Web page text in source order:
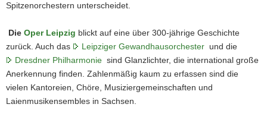
Spitzenorchestern unterscheidet.
Die Oper Leipzig blickt auf eine über 300-jährige Geschichte
zurück. Auch das
Leipziger Gewandhausorchester und die
Dresdner Philharmonie sind Glanzlichter, die international große
Anerkennung finden. Zahlenmäßig kaum zu erfassen sind die
vielen Kantoreien, Chöre, Musiziergemeinschaften und
Laienmusikensembles in Sachsen.